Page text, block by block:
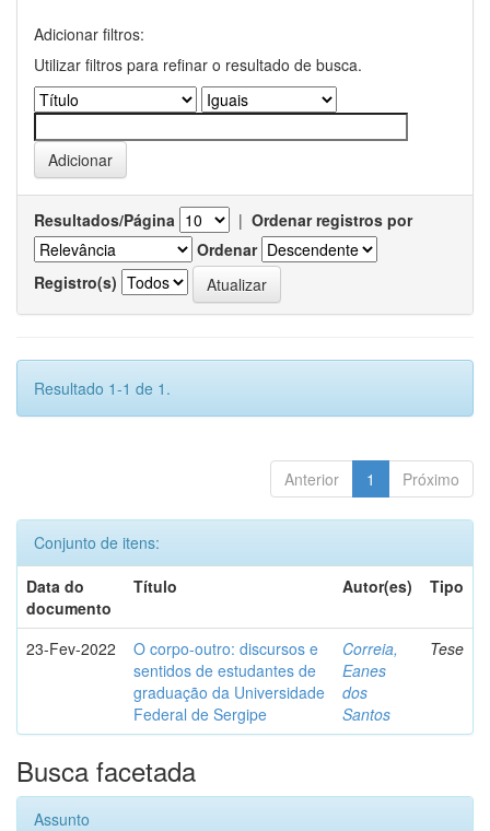
Adicionar filtros:
Utilizar filtros para refinar o resultado de busca.
Resultados/Página | Ordenar registros por
Ordenar
Registro(s)
Resultado 1-1 de 1.
Anterior 1 Próximo
Conjunto de itens:
Data do
documento
Título Autor(es) Tipo
23-Fev-2022
O corpo-outro: discursos e
sentidos de estudantes de
graduação da Universidade
Federal de Sergipe
Correia,
Eanes
dos
Santos
Tese
Busca facetada
Assunto